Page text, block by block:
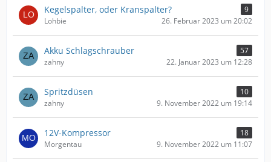
Kegelspalter, oder Kranspalter?
9
Lohbie
26. Februar 2023 um 20:02
Akku Schlagschrauber
57
zahny
22. Januar 2023 um 12:28
Spritzdüsen
10
zahny
9. November 2022 um 19:14
12V-Kompressor
18
Morgentau
9. November 2022 um 11:07